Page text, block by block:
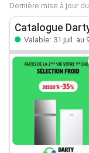
Dernière mise à jour
Catalogue
Valable: 31 juil. au